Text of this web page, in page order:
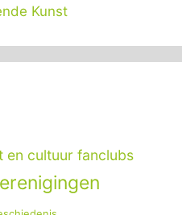
Kunst
en cultuur fanclubs